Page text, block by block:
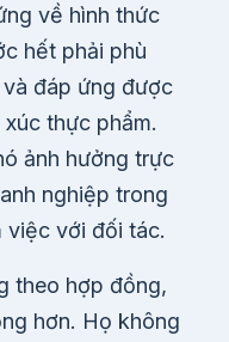
về hình thức
hết phải phù
đáp ứng được
thực phẩm.
ảnh hưởng trực
nghiệp trong
việc với đối tác.
theo hợp đồng,
hơn. Họ không